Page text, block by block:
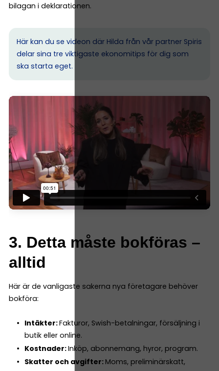
bilagan i deklarationen.
Här kan du se videon där Hilda från vår partner Spiris
delar sina tre viktigaste ekonomitips för dig som
ska starta eget.
3. Detta måste bokföras –
alltid
Här är de vanligaste sakerna nya företagare behöver
bokföra:
Intäkter:Fakturor, Swish-betalningar, försäljning i
butik eller online.
Kostnader:Inköp, abonnemang, hyror, program.
Skatter och avgifter: Moms, preliminärskatt,